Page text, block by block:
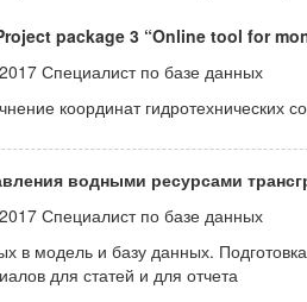
package 3 “Online tool for
Специалист по базе данных
координат
водными ресурсами
Специалист по базе данных
в модель и базу данных.
для статей и для отчета